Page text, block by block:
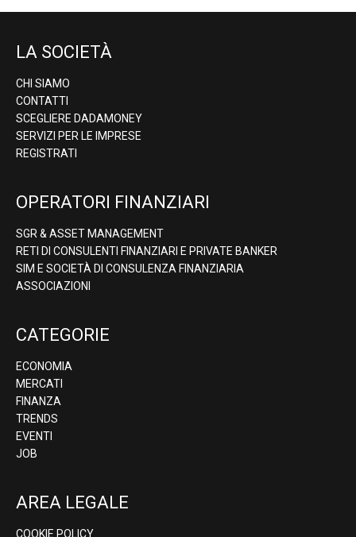
LA SOCIETÀ
CHI SIAMO
CONTATTI
SCEGLIERE DADAMONEY
SERVIZI PER LE IMPRESE
REGISTRATI
OPERATORI FINANZIARI
SGR & ASSET MANAGEMENT
RETI DI CONSULENTI FINANZIARI E PRIVATE BANKER
SIM E SOCIETÀ DI CONSULENZA FINANZIARIA
ASSOCIAZIONI
CATEGORIE
ECONOMIA
MERCATI
FINANZA
TRENDS
EVENTI
JOB
AREA LEGALE
COOKIE POLICY